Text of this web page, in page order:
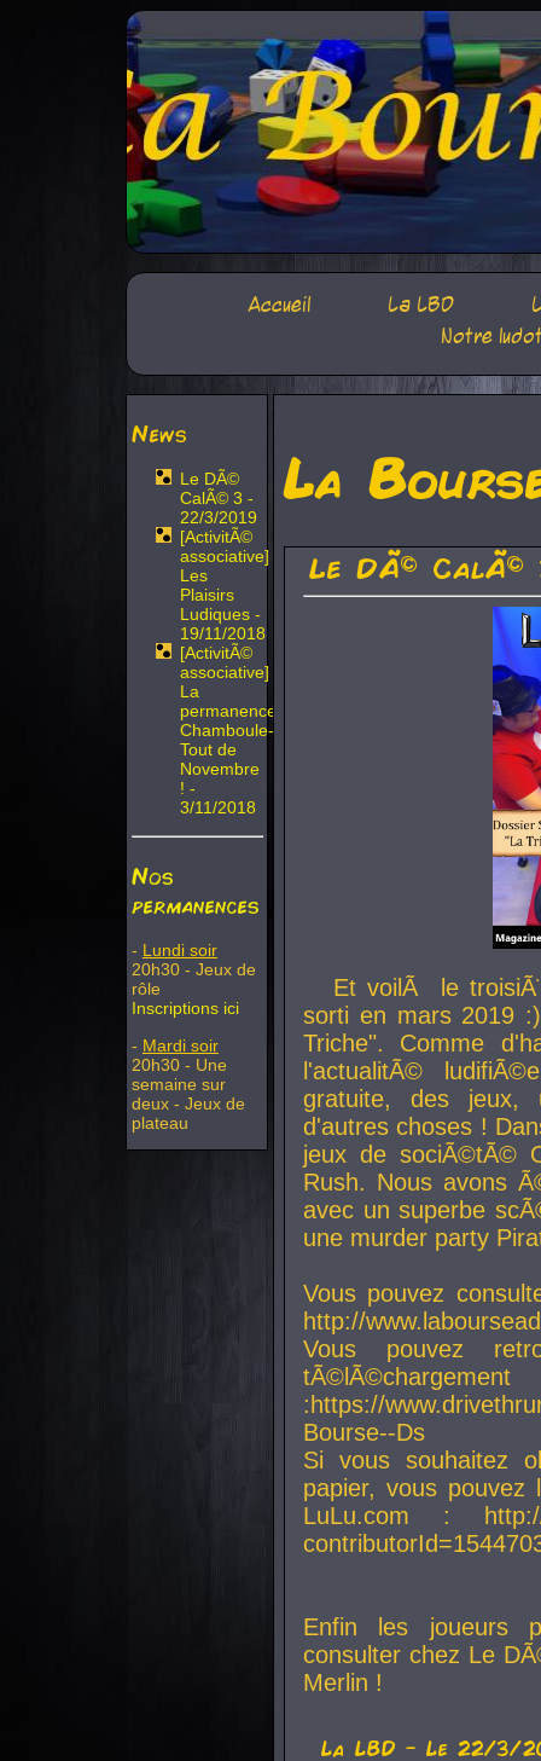
Accueil La LBD
Notre
News
Le DÃ©
CalÃ© 3 -
22/3/2019
[ActivitÃ©
associative]
Les
Plaisirs
Ludiques -
19/11/2018
[ActivitÃ©
associative]
La
permanence
Chamboule-
Tout de
Novembre
! -
3/11/2018
Nos
permanences
- Lundi soir
20h30 - Jeux de
rôle
Inscriptions ici
- Mardi soir
20h30 - Une
semaine sur
deux - Jeux de
plateau
La
Le DÃ© CalÃ©
Et voilÃ le
sorti en mars 2019
Triche". Comme
l'actualitÃ©
gratuite, des jeux,
d'autres choses !
jeux de sociÃ©tÃ©
Rush. Nous avons
avec un superbe
une murder party
Vous pouvez
http://
Vous pouvez
:https://
Bourse--Ds
Si vous souhaitez
papier, vous
LuLu.com : http://
Enfin les joueurs
consulter chez Le
Merlin !
La LBD - Le 22/3/